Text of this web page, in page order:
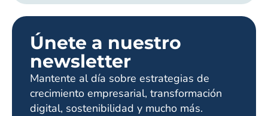
Únete a nuestro
newsletter
Mantente al día sobre estrategias de
crecimiento empresarial, transformación
digital, sostenibilidad y mucho más.